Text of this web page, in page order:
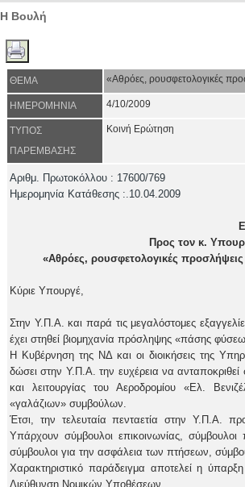
Η Βουλή
ΘΕΜΑ
«Αθρόες, ρουσφετολογικές
ΗΜΕΡΟΜΗΝΙΑ 4/10/2009
ΤΥΠΟΣ
ΠΑΡΕΜΒΑΣΗΣ
Κοινή Ερώτηση
Αριθμ. Πρωτοκόλλου : 17600/769
Ημερομηνία Κατάθεσης :.10.04.2009
Προς τον κ.
«Αθρόες, ρουσφετολογικές
Κύριε Υπουργέ,
Στην Υ.Π.Α. και παρά τις μεγαλόστομες
έχει στηθεί βιομηχανία πρόσληψης «πάσης
Η Κυβέρνηση της ΝΔ και οι διοικήσεις της
δώσει στην Υ.Π.Α. την ευχέρεια να
και λειτουργίας του Αεροδρομίου «Ελ.
«γαλάζιων» συμβούλων.
Έτσι, την τελευταία πενταετία στην Υ.Π.Α.
Υπάρχουν σύμβουλοι επικοινωνίας,
σύμβουλοι για την ασφάλεια των πτήσεων,
Χαρακτηριστικό παράδειγμα αποτελεί η
Διεύθυνση Νομικών Υποθέσεων.